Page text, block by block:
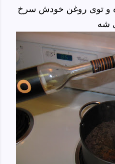
و توی روغن خودش سرخ